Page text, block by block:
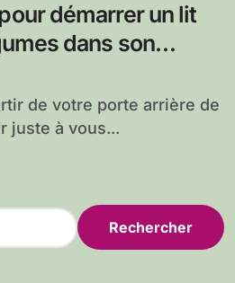
démarrer un lit
dans son
juste à vous...